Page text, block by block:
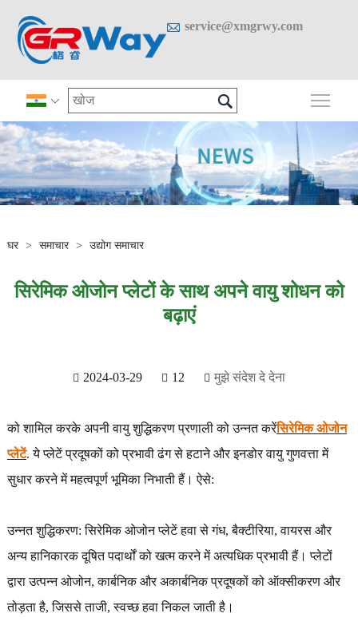
 service@xmgrwy.com
  मुख्य
घर > समाचार > उद्योग समाचार
सिरेमिक ओजोन प्लेटों के साथ अपने वायु शोधन को
बढ़ाएं
2024-03-29 12 मुझे संदेश दे देना
को शामिल करके अपनी वायु शुद्धिकरण प्रणाली को उन्नत करेंसिरेमिक ओजोन
प्लेटें. ये प्लेटें प्रदूषकों को प्रभावी ढंग से हटाने और इनडोर वायु गुणवत्ता में
सुधार करने में महत्वपूर्ण भूमिका निभाती हैं। ऐसे:
उन्नत शुद्धिकरण: सिरेमिक ओजोन प्लेटें हवा से गंध, बैक्टीरिया, वायरस और
अन्य हानिकारक दूषित पदार्थों को खत्म करने में अत्यधिक प्रभावी हैं। प्लेटों
द्वारा उत्पन्न ओजोन, कार्बनिक और अकार्बनिक प्रदूषकों को ऑक्सीकरण और
तोड़ता है, जिससे ताजी, स्वच्छ हवा निकल जाती है।